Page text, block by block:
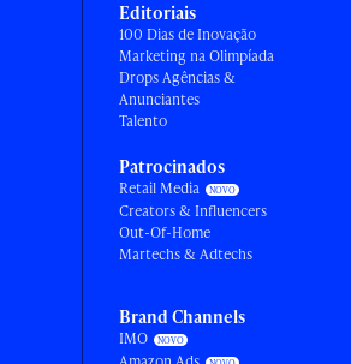
Editoriais
100 Dias de Inovação
Marketing na Olimpíada
Drops Agências &
Anunciantes
Talento
Patrocinados
Retail Media
Creators & Influencers
Out-Of-Home
Martechs & Adtechs
Brand Channels
IMO